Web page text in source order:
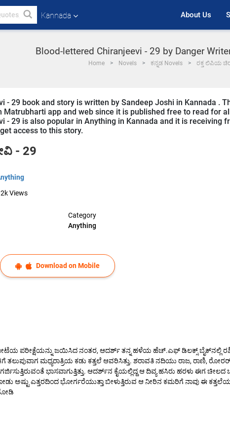
Kannada About Us
Blood-lettered Chiranjeevi - 29 by Danger
Home Novels ಕನ್ನಡ Novels ರಕ್ತ ಲಿಪಿಯ
- 29 book and story is written by Sandeep Joshi in Kannada .
Matrubharti app and web since it is published free to read for
- 29 is also popular in Anything in Kannada and it is receiving
access to this story.
- 29
Views
Category
Anything
Download on Mobile
ಪರೀಕ್ಷೆಯನ್ನು ಜಯಿಸಿದ ನಂತರ, ಆದರ್ಶ್ ತನ್ನ ಹಳೆಯ ಹೆಚ್.ಎಫ್ ಡಿಲಕ್ಸ್ ಬೈಕ್‌ನಲ್ಲಿ
ಮಧ್ಯರಾತ್ರಿಯ ಕಡು ಕತ್ತಲೆ ಆವರಿಸಿತ್ತು. ಶರಾವತಿ ನದಿಯು ರಾಜ, ರಾಣಿ, ರೋರರ್
ಭಾಸವಾಗುತ್ತಿತ್ತು. ಆದರ್ಶ್‌ನ ಕೈಯಲ್ಲಿದ್ದ ಆ ದಿವ್ಯ ಹಸಿರು ಹರಳು ಈಗ
ಅಷ್ಟು ಎತ್ತರದಿಂದ ಭೋರ್ಗರೆಯುತ್ತಾ ಬೀಳುತ್ತಿರುವ ಆ ನೀರಿನ ಕಮರಿಗೆ ನಾವು ಈ